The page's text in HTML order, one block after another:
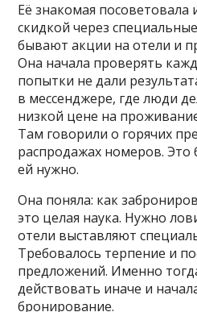
Её знакомая посоветовала
скидкой через
бывают акции на отели и
Она начала проверять
попытки не дали
в мессенджере, где люди
низкой цене на
Там говорили о горячих
распродажах номеров. Это
ей нужно.
Она поняла: как
это целая наука. Нужно
отели выставляют
Требовалось терпение и
предложений. Именно
действовать иначе и
бронирование.